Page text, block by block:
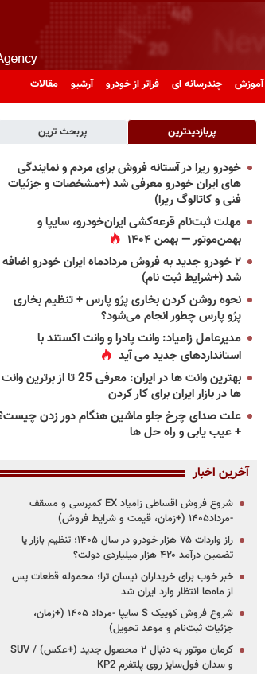
آموزش چندرسانه ای فراتر از خودرو آرشیو مقالات
پربازدیدترین پربحث ترین
خودرو ریرا در آستانه فروش برای مردم و نمایندگی
های ایران خودرو معرفی شد (+مشخصات و جزئیات
فنی و کاتالوگ ریرا)
مهلت ثبت‌نام قرعه‌کشی ایران‌خودرو، سایپا و
بهمن‌موتور — بهمن ۱۴۰۴
۲ خودرو جدید به فروش مردادماه ایران خودرو اضافه
شد (+شرایط ثبت نام)
نحوه روشن کردن بخاری پژو پارس + تنظیم بخاری
پژو پارس چطور انجام می‌شود؟
مدیرعامل زامیاد: وانت پادرا و وانت اکستند با
استانداردهای جدید می آید
بهترین وانت ها در ایران: معرفی 25 تا از برترین وانت
ها در بازار ایران برای کار کردن
علت صدای چرخ جلو ماشین هنگام دور زدن
+ عیب یابی و راه حل ها
آخرین اخبار
شروع فروش اقساطی زامیاد EX کمپرسی و مسقف
-مرداد۱۴۰۵ (+زمان، قیمت و شرایط فروش)
راز واردات ۷۵ هزار خودرو در سال ۱۴۰۵؛ تنظیم بازار یا
تضمین درآمد ۴۲۰ هزار میلیاردی دولت؟
خبر خوب برای خریداران نیسان ترا؛ محموله قطعات پس
از ماه‌ها انتظار وارد ایران شد
شروع فروش کوییک S سایپا -مرداد ۱۴۰۵ (+زمان،
جزئیات ثبت‌نام و موعد تحویل)
کرمان موتور به دنبال ۲ محصول جدید (+عکس) / SUV
و سدان فول‌سایز روی پلتفرم KP2